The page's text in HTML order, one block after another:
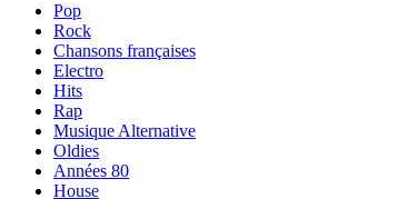
Pop
Rock
Chansons françaises
Electro
Hits
Rap
Musique Alternative
Oldies
Années 80
House